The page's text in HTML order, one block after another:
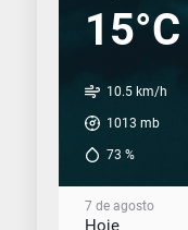
15°C
10.5 km/h
1013 mb
73 %
7 de agosto
Hoje